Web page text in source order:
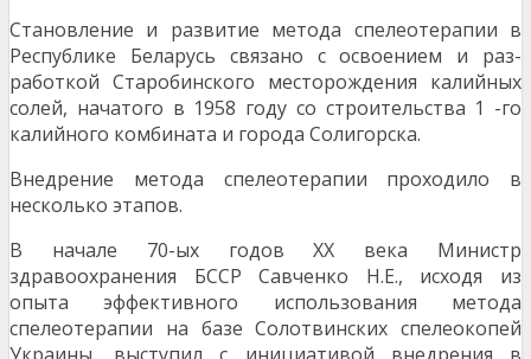
Становление и развитие метода спелеотерапии в
Республике Беларусь связано с освоением и раз­
работкой Старобинского месторождения калийных
солей, начатого в 1958 году со строительства 1 -го
калийного комбината и города Солигорска.
Внедрение метода спелеотерапии проходило в
несколько этапов.
В начале 70-ых годов ХХ века Министр
здравоохранения БССР Савченко Н.Е., исходя из
опыта эффективного использования метода
спелеотерапии на базе Солотвинских спелеокопей